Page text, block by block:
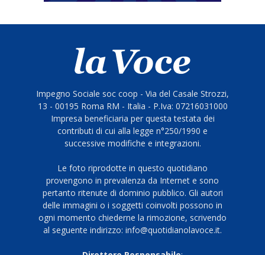
Impegno Sociale soc coop - Via del Casale Strozzi,
13 - 00195 Roma RM - Italia - P.Iva: 07216031000
Impresa beneficiaria per questa testata dei
contributi di cui alla legge n°250/1990 e
successive modifiche e integrazioni.
Le foto riprodotte in questo quotidiano
provengono in prevalenza da Internet e sono
pertanto ritenute di dominio pubblico. Gli autori
delle immagini o i soggetti coinvolti possono in
ogni momento chiederne la rimozione, scrivendo
al seguente indirizzo: info@quotidianolavoce.it.